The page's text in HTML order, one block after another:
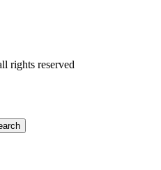
rights reserved